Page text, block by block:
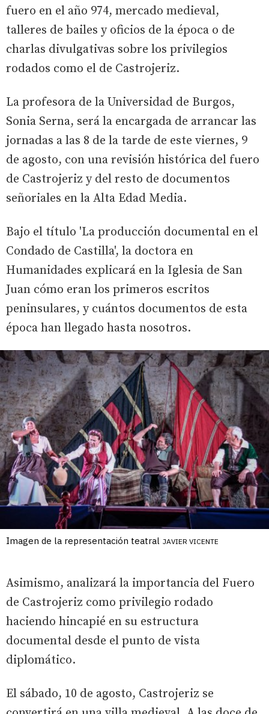
fuero en el año 974, mercado medieval,
talleres de bailes y oficios de la época o de
charlas divulgativas sobre los privilegios
rodados como el de Castrojeriz.
La profesora de la Universidad de Burgos,
Sonia Serna, será la encargada de arrancar las
jornadas a las 8 de la tarde de este viernes, 9
de agosto, con una revisión histórica del fuero
de Castrojeriz y del resto de documentos
señoriales en la Alta Edad Media.
Bajo el título 'La producción documental en el
Condado de Castilla', la doctora en
Humanidades explicará en la Iglesia de San
Juan cómo eran los primeros escritos
peninsulares, y cuántos documentos de esta
época han llegado hasta nosotros.
Imagen de la representación teatral JAVIER VICENTE
Asimismo, analizará la importancia del Fuero
de Castrojeriz como privilegio rodado
haciendo hincapié en su estructura
documental desde el punto de vista
diplomático.
El sábado, 10 de agosto, Castrojeriz se